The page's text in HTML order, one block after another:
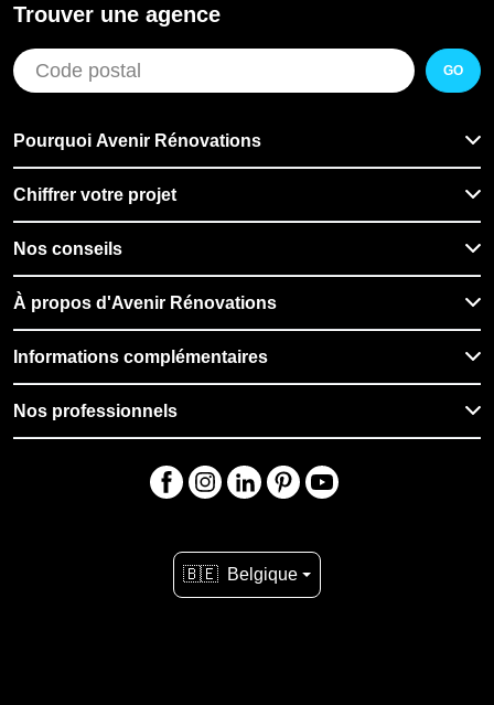
Trouver une agence
GO
Pourquoi Avenir Rénovations
Chiffrer votre projet
Nos conseils
À propos d'Avenir Rénovations
Informations complémentaires
Nos professionnels
🇧🇪 Belgique